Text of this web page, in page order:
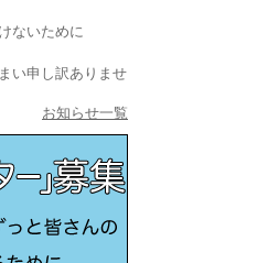
ないために
い申し訳ありませ
お知らせ一覧